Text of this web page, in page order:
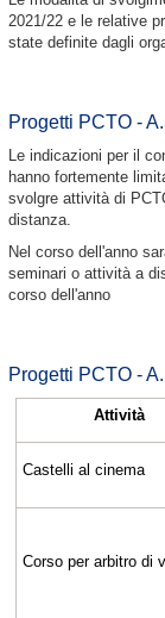
2021/22 e le relative
state definite dagli
Progetti PCTO -
Le indicazioni per il
hanno fortemente
svolgre attività di
distanza.
Nel corso dell'anno
seminari o attività a
corso dell'anno
Progetti PCTO -
Attività
Castelli al cinema
Corso per arbitro di